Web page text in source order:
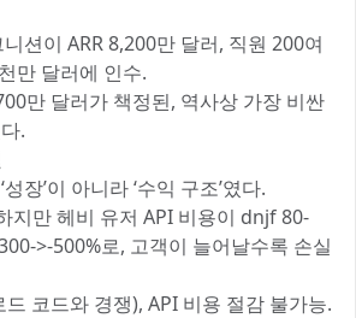
션이 ARR 8,200만 달러, 직원 200여
만 달러에 인수.
만 달러가 책정된, 역사상 가장 비싼
.
장’이 아니라 ‘수익 구조’였다.
지만 헤비 유저 API 비용이 dnjf 80-
>-500%로, 고객이 늘어날수록 손실
코드와 경쟁), API 비용 절감 불가능.